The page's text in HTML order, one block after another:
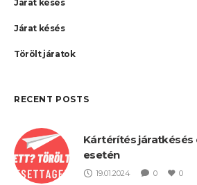
Járat késés
Járat késés
Törölt járatok
RECENT POSTS
Kártérítés járatkésés
esetén
19.01.2024 0 0